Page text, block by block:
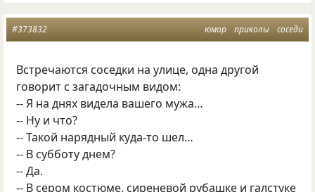
юмор приколы соседи
#373832
Встречаются соседки на улице, одна другой
говорит с загадочным видом:
-- Я на днях видела вашего мужа…
-- Ну и что?
-- Такой нарядный куда-то шел…
-- В субботу днем?
-- Да.
-- В сером костюме, сиреневой рубашке и галстуке